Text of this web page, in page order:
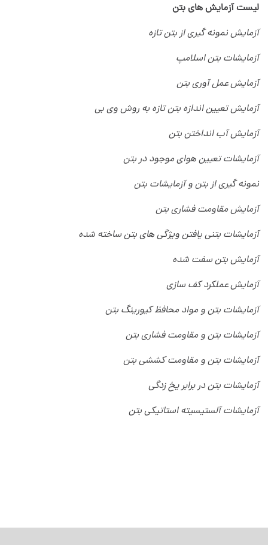
لیست آزمایش های بتن
آزمایش نمونه گیری از بتن تازه
آزمایشات بتن اسلامپ
آزمایش عمل آوری بتن
آزمایش تعیین اندازه بتن تازه به روش وی بی
آزمایش آب انداختن بتن
آزمایشات تعیین هوای موجود در بتن
نمونه گیری از بتن و آزمایشات بتن
آزمایش مقاومت فشاری بتن
آزمایشات بتنی یافتن ویژگی های بتن ساخته شده
آزمایش بتن سفت شده
آزمایش عملکرد کف سازی
آزمایشات بتن و مواد محافظ کیورینگ بتن
آزمایشات بتن و مقاومت فشاری بتن
آزمایشات بتن و مقاومت کششی بتن
آزمایشات بتن در برابر یخ زدگی
آزمایشات آلستیسیته استاتیکی بتن